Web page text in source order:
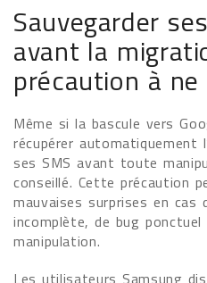
Sauvegarder
avant la
précaution à
Même si la bascule vers
récupérer automatiquement
ses SMS avant toute
conseillé. Cette précaution
mauvaises surprises en cas
incomplète, de bug ponctuel
manipulation.
Les utilisateurs Samsung